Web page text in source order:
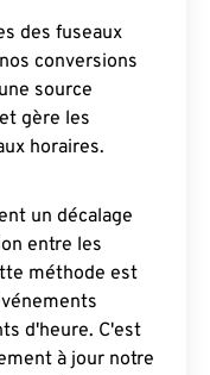
des fuseaux
conversions
source
gère les
horaires.
un décalage
entre les
méthode est
d'heure. C'est
à jour notre